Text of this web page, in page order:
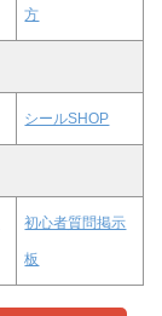
方
シールSHOP
初心者質問掲示
板